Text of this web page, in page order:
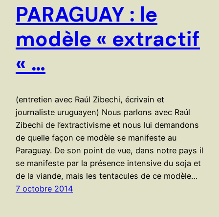
PARAGUAY : le
modèle « extractif
« …
(entretien avec Raúl Zibechi, écrivain et
journaliste uruguayen) Nous parlons avec Raúl
Zibechi de l’extractivisme et nous lui demandons
de quelle façon ce modèle se manifeste au
Paraguay. De son point de vue, dans notre pays il
se manifeste par la présence intensive du soja et
de la viande, mais les tentacules de ce modèle…
7 octobre 2014